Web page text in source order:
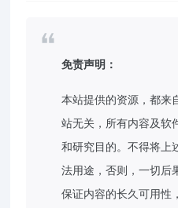
免责声明：
本站提供的资源，都来
站无关，所有内容及软
和研究目的。不得将上
法用途，否则，一切后
保证内容的长久可用性